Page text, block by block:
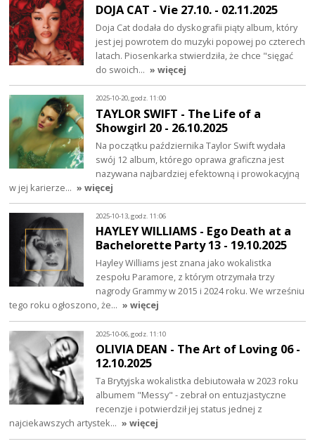
DOJA CAT - Vie 27.10. - 02.11.2025
Doja Cat dodała do dyskografii piąty album, który
jest jej powrotem do muzyki popowej po czterech
latach. Piosenkarka stwierdziła, że chce "sięgać
do swoich… » więcej
2025-10-20, godz. 11:00
TAYLOR SWIFT - The Life of a
Showgirl 20 - 26.10.2025
Na początku października Taylor Swift wydała
swój 12 album, którego oprawa graficzna jest
nazywana najbardziej efektowną i prowokacyjną
w jej karierze… » więcej
2025-10-13, godz. 11:06
HAYLEY WILLIAMS - Ego Death at a
Bachelorette Party 13 - 19.10.2025
Hayley Williams jest znana jako wokalistka
zespołu Paramore, z którym otrzymała trzy
nagrody Grammy w 2015 i 2024 roku. We wrześniu
tego roku ogłoszono, że… » więcej
2025-10-06, godz. 11:10
OLIVIA DEAN - The Art of Loving 06 -
12.10.2025
Ta Brytyjska wokalistka debiutowała w 2023 roku
albumem "Messy" - zebrał on entuzjastyczne
recenzje i potwierdził jej status jednej z
najciekawszych artystek… » więcej